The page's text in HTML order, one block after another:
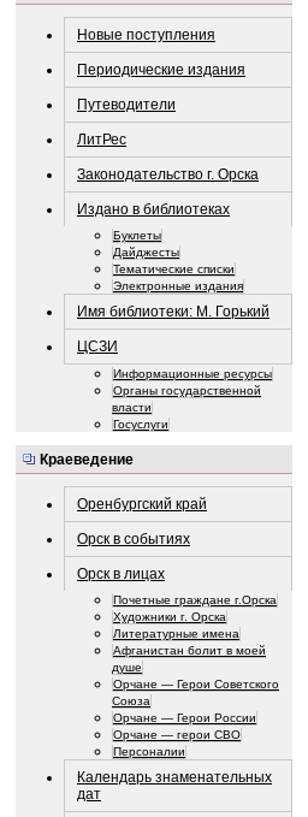
Новые поступления
Периодические издания
Путеводители
ЛитРес
Законодательство г. Орска
Издано в библиотеках
Буклеты
Дайджесты
Тематические списки
Электронные издания
Имя библиотеки: М. Горький
ЦСЗИ
Информационные ресурсы
Органы государственной
власти
Госуслуги
Краеведение
Оренбургский край
Орск в событиях
Орск в лицах
Почетные граждане г.Орска
Художники г. Орска
Литературные имена
Афганистан болит в моей
душе
Орчане — Герои Советского
Союза
Орчане — Герои России
Орчане — герои СВО
Персоналии
Календарь знаменательных
дат